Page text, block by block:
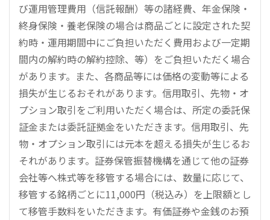
び運用管理費用（信託報酬）等の諸経費、年金保険・
終身保険・養老保険の場合は商品ごとに設定された契
約時・運用期間中にご負担いただく費用および一定期
間内の解約時の解約控除、等）をご負担いただく場合
があります。また、各商品等には価格の変動等による
損失が生じるおそれがあります。信用取引、先物・オ
プション取引をご利用いただく場合は、所定の委託保
証金または委託証拠金をいただきます。信用取引、先
物・オプション取引には元本を超える損失が生じるお
それがあります。証券保管振替機構を通じて他の証券
会社等へ株式等を移管する場合には、数量に応じて、
移管する銘柄ごとに11,000円（税込み）を上限額とし
て移管手数料をいただきます。有価証券や金銭のお預